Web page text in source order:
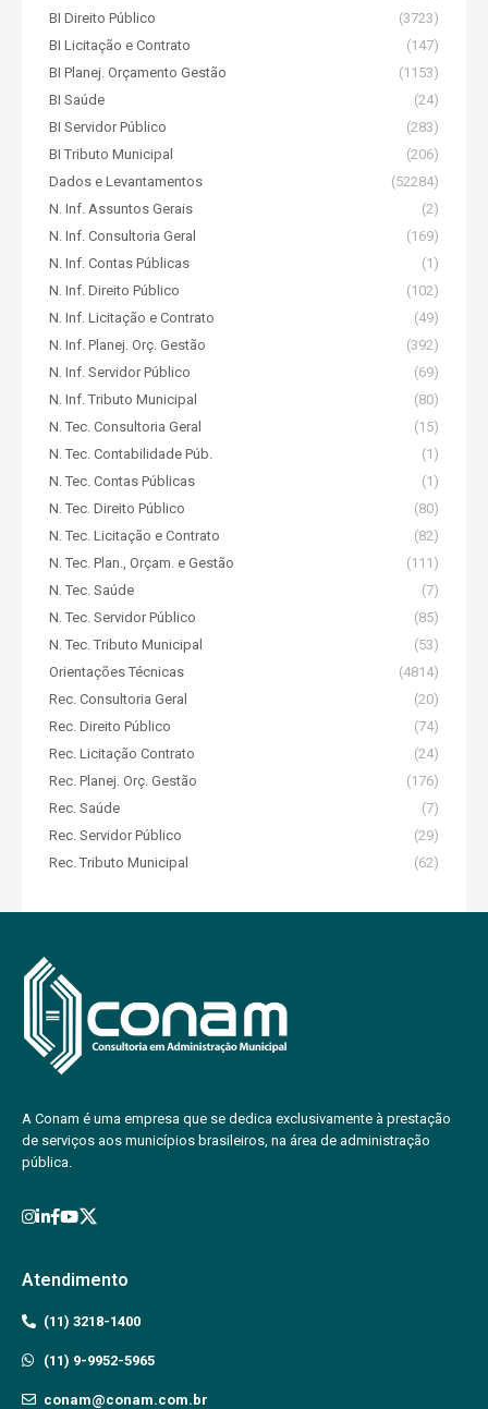
BI Direito Público
(3723)
BI Licitação e Contrato
(147)
BI Planej. Orçamento Gestão
(1153)
BI Saúde
(24)
BI Servidor Público
(283)
BI Tributo Municipal
(206)
Dados e Levantamentos
(52284)
N. Inf. Assuntos Gerais
(2)
N. Inf. Consultoria Geral
(169)
N. Inf. Contas Públicas
(1)
N. Inf. Direito Público
(102)
N. Inf. Licitação e Contrato
(49)
N. Inf. Planej. Orç. Gestão
(392)
N. Inf. Servidor Público
(69)
N. Inf. Tributo Municipal
(80)
N. Tec. Consultoria Geral
(15)
N. Tec. Contabilidade Púb.
(1)
N. Tec. Contas Públicas
(1)
N. Tec. Direito Público
(80)
N. Tec. Licitação e Contrato
(82)
N. Tec. Plan., Orçam. e Gestão
(111)
N. Tec. Saúde
(7)
N. Tec. Servidor Público
(85)
N. Tec. Tributo Municipal
(53)
Orientações Técnicas
(4814)
Rec. Consultoria Geral
(20)
Rec. Direito Público
(74)
Rec. Licitação Contrato
(24)
Rec. Planej. Orç. Gestão
(176)
Rec. Saúde
(7)
Rec. Servidor Público
(29)
Rec. Tributo Municipal
(62)
A Conam é uma empresa que se dedica exclusivamente à prestação
de serviços aos municípios brasileiros, na área de administração
pública.
Atendimento
(11) 3218-1400
(11) 9-9952-5965
conam@conam.com.br